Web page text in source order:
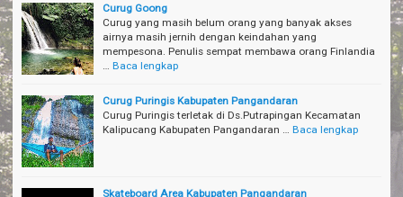
Curug Goong
Curug yang masih belum orang yang banyak akses
airnya masih jernih dengan keindahan yang
mempesona. Penulis sempat membawa orang Finlandia
Baca lengkap
Curug Puringis Kabupaten Pangandaran
Curug Puringis terletak di Ds.Putrapingan Kecamatan
Kalipucang Kabupaten Pangandaran …
Baca lengkap
Skateboard Area Kabupaten Pangandaran